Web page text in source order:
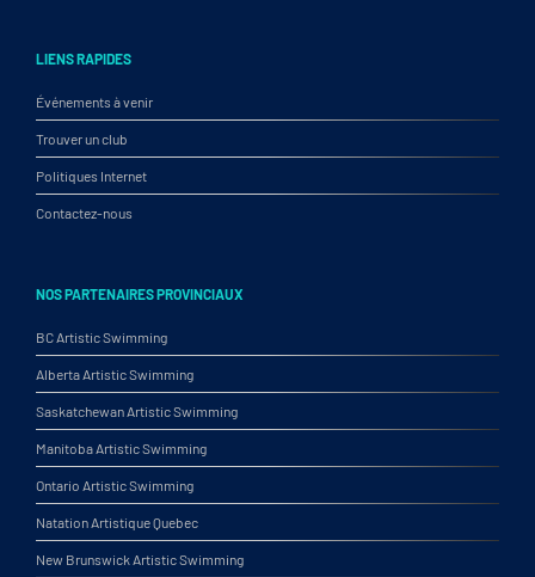
LIENS RAPIDES
Événements à venir
Trouver un club
Politiques Internet
Contactez-nous
NOS PARTENAIRES PROVINCIAUX
BC Artistic Swimming
Alberta Artistic Swimming
Saskatchewan Artistic Swimming
Manitoba Artistic Swimming
Ontario Artistic Swimming
Natation Artistique Quebec
New Brunswick Artistic Swimming